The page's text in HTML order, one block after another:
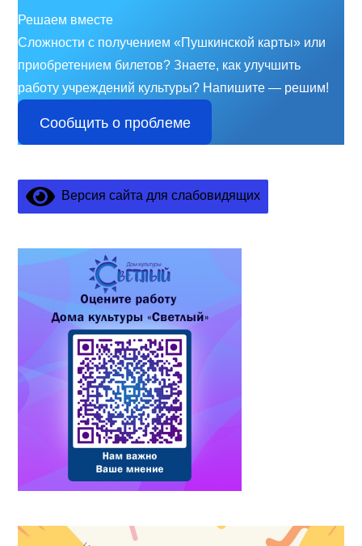
Решаем вместе
Сложности с получением «Пушкинской карты» или
приобретением билетов? Знаете, как улучшить
работу учреждений культуры? Напишите — решим!
Сообщить о проблеме
Версия сайта для слабовидящих